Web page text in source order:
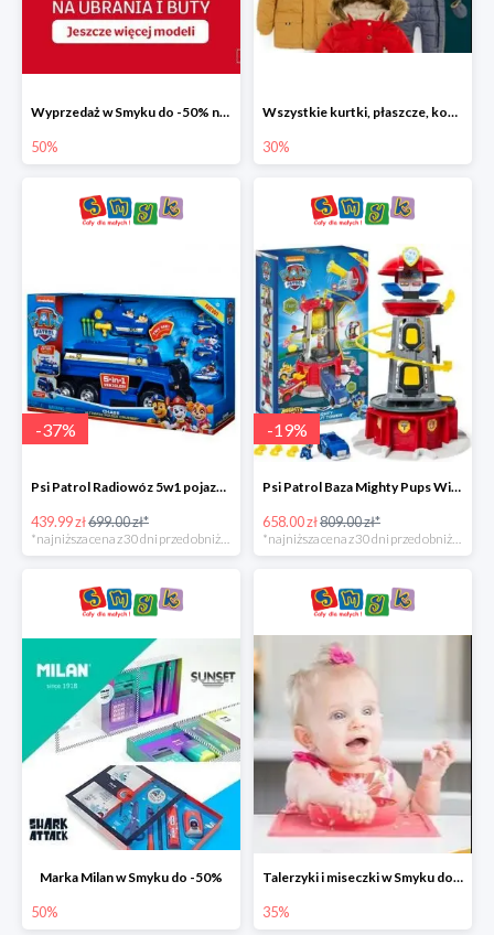
Wyprzedaż w Smyku do -50% na ubrania i buty
50%
Wszystkie kurtki, płaszcze, kombinezony i spodnie narciarskie -30%
30%
-37%
Psi Patrol Radiowóz 5w1 pojazd ratunkowy z figurką Chase'a -37%
439.99 zł699.00 zł*
-19%
Psi Patrol Baza Mighty Pups Wieża obserwacyjna+pojazd z figurką -19%
658.00 zł809.00 zł*
Marka Milan w Smyku do -50%
50%
Talerzyki i miseczki w Smyku do -35%
35%